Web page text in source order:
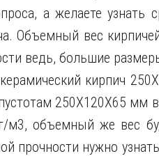
а желаете узнать
Объемный вес
ведь, большие
кирпич
250X120X65 мм
м3, объемный же вес
прочности нужно